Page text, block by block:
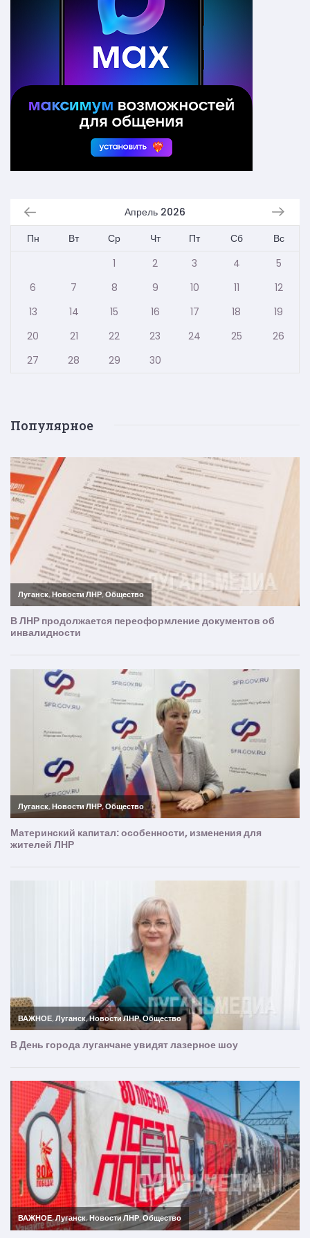
Апрель 2026
Пн
Вт Ср Чт Пт Сб
Вс
1
2 3 4
5
6
7 8 9 10 11
12
13
14 15 16 17 18
19
20
21 22 23 24 25
26
27
28 29 30
Популярное